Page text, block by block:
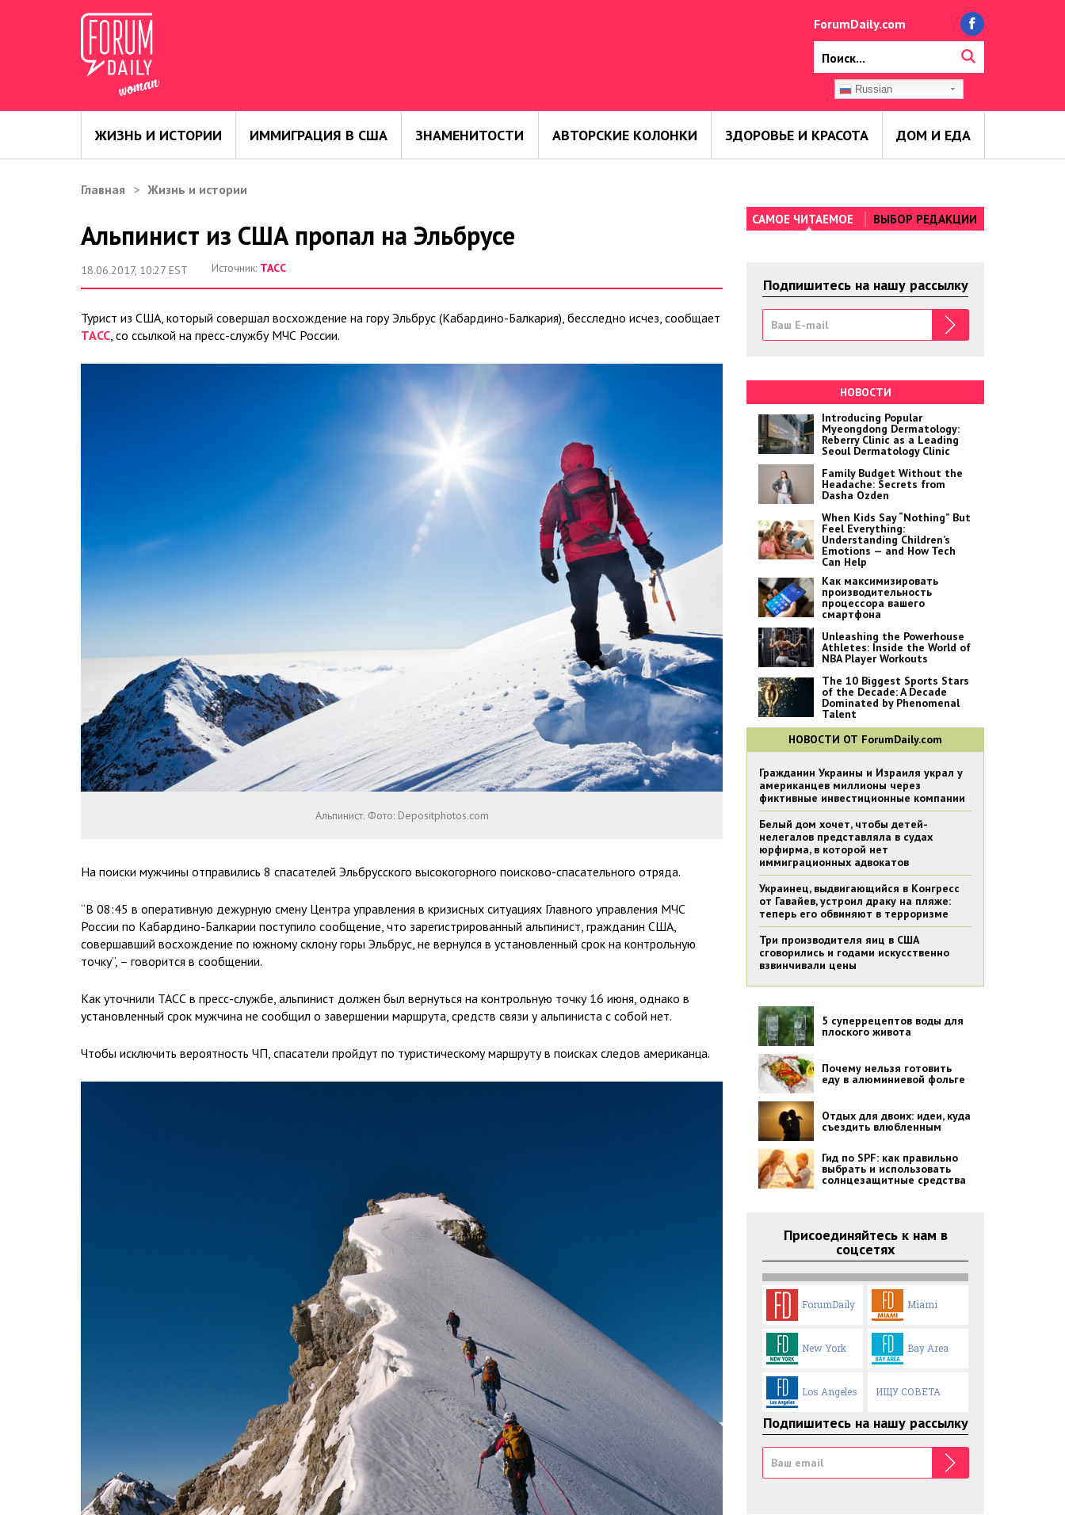
ForumDaily.com
Russian
ЖИЗНЬ И ИСТОРИИ ИММИГРАЦИЯ В США ЗНАМЕНИТОСТИ АВТОРСКИЕ КОЛОНКИ ЗДОРОВЬЕ И КРАСОТА ДОМ И ЕДА
Главная Жизнь и истории
Альпинист из США пропал на Эльбрусе
18.06.2017, 10:27 EST Источник: ТАСС
Турист из США, который совершал восхождение на гору Эльбрус (Кабардино-Балкария), бесследно исчез, сообщает
ТАСС, со ссылкой на пресс-службу МЧС России.
Альпинист. Фото: Depositphotos.com
На поиски мужчины отправились 8 спасателей Эльбрусского высокогорного поисково-спасательного отряда.
“В 08:45 в оперативную дежурную смену Центра управления в кризисных ситуациях Главного управления МЧС
России по Кабардино-Балкарии поступило сообщение, что зарегистрированный альпинист, гражданин США,
совершавший восхождение по южному склону горы Эльбрус, не вернулся в установленный срок на контрольную
точку”, – говорится в сообщении.
Как уточнили ТАСС в пресс-службе, альпинист должен был вернуться на контрольную точку 16 июня, однако в
установленный срок мужчина не сообщил о завершении маршрута, средств связи у альпиниста с собой нет.
Чтобы исключить вероятность ЧП, спасатели пройдут по туристическому маршруту в поисках следов американца.
САМОЕ ЧИТАЕМОЕ ВЫБОР РЕДАКЦИИ
Подпишитесь на нашу рассылку
НОВОСТИ
Introducing Popular
Myeongdong Dermatology:
Reberry Clinic as a Leading
Seoul Dermatology Clinic
Family Budget Without the
Headache: Secrets from
Dasha Ozden
When Kids Say “Nothing” But
Feel Everything:
Understanding Children’s
Emotions — and How Tech
Can Help
Как максимизировать
производительность
процессора вашего
смартфона
Unleashing the Powerhouse
Athletes: Inside the World of
NBA Player Workouts
The 10 Biggest Sports Stars
of the Decade: A Decade
Dominated by Phenomenal
Talent
НОВОСТИ ОТ ForumDaily.com
Гражданин Украины и Израиля украл у
американцев миллионы через
фиктивные инвестиционные компании
Белый дом хочет, чтобы детей-
нелегалов представляла в судах
юрфирма, в которой нет
иммиграционных адвокатов
Украинец, выдвигающийся в Конгресс
от Гавайев, устроил драку на пляже:
теперь его обвиняют в терроризме
Три производителя яиц в США
сговорились и годами искусственно
взвинчивали цены
5 суперрецептов воды для
плоского живота
Почему нельзя готовить
еду в алюминиевой фольге
Отдых для двоих: идеи, куда
съездить влюбленным
Гид по SPF: как правильно
выбрать и использовать
солнцезащитные средства
Присоединяйтесь к нам в
соцсетях
ForumDaily Miami
New York Bay Area
Los Angeles ИЩУ СОВЕТА
Подпишитесь на нашу рассылку